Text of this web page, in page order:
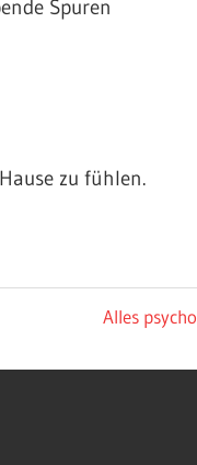
Spuren
zu fühlen.
Nächster
Alles psycho